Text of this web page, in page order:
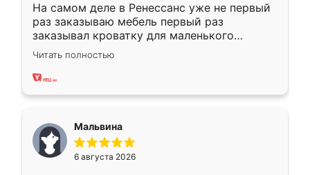
На самом деле в Ренессанс уже не первый
раз заказываю мебель первый раз
заказывал кроватку для маленького
ребёнка при его рождении ,во второй раз
заказал шкаф-купе. По качеству очень
хорошее сборка достаточно быстрая,
меньше, здесь же он более разнообразный.
Мне нравится ,если что-то потребуется из
мебели буду заказывать только здесь.
Читать полностью
Мальвина
6 августа 2026